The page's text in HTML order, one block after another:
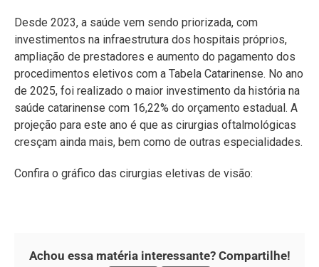
Desde 2023, a saúde vem sendo priorizada, com
investimentos na infraestrutura dos hospitais próprios,
ampliação de prestadores e aumento do pagamento dos
procedimentos eletivos com a Tabela Catarinense. No ano
de 2025, foi realizado o maior investimento da história na
saúde catarinense com 16,22% do orçamento estadual. A
projeção para este ano é que as cirurgias oftalmológicas
cresçam ainda mais, bem como de outras especialidades.
Confira o gráfico das cirurgias eletivas de visão:
Achou essa matéria interessante? Compartilhe!